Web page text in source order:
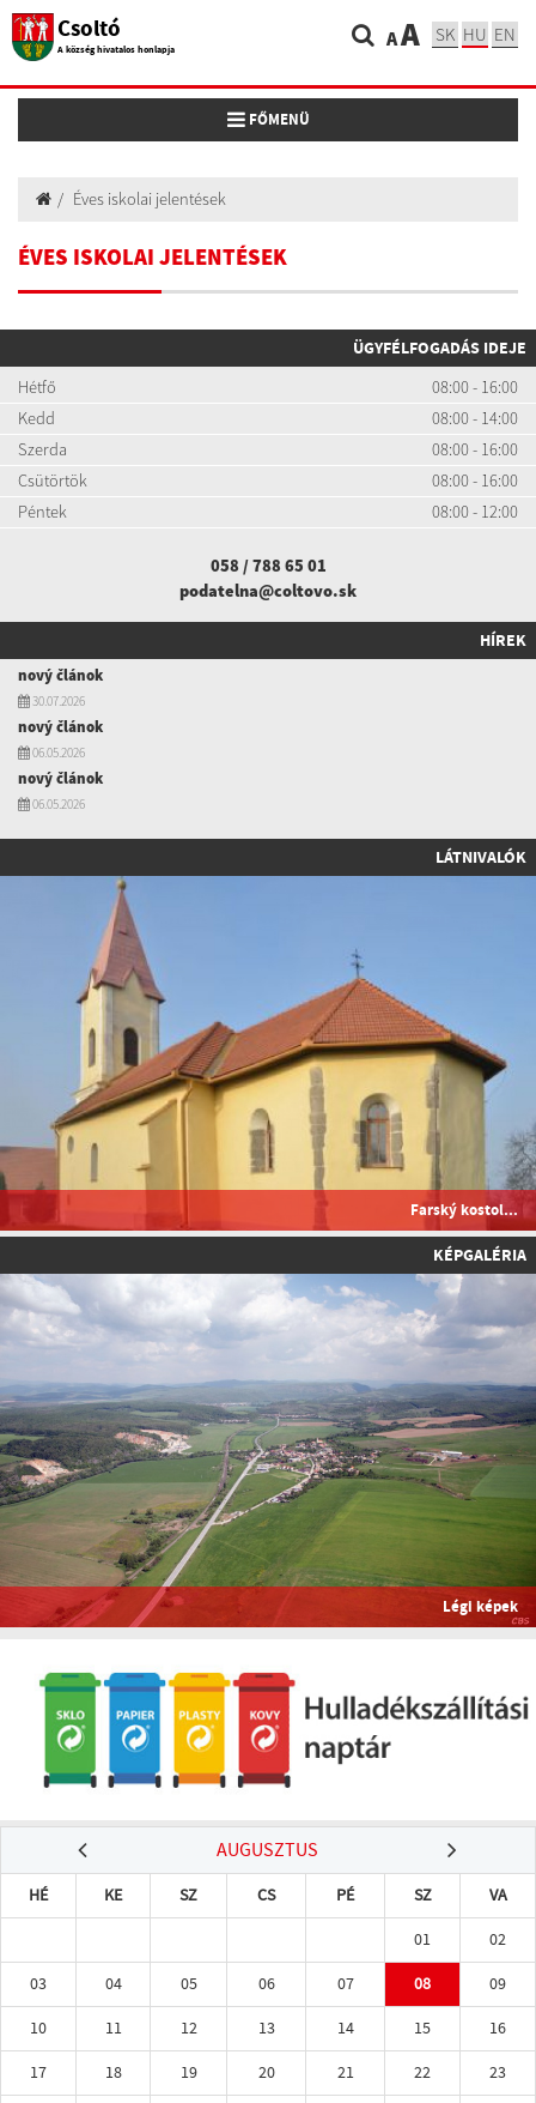
Csoltó
A község hivatalos honlapja AA SK HU EN
Toggle navigation
FŐMENÜ
Éves iskolai jelentések
ÉVES ISKOLAI JELENTÉSEK
ÜGYFÉLFOGADÁS IDEJE
Hétfő
08:00 - 16:00
Kedd
08:00 - 14:00
Szerda
08:00 - 16:00
Csütörtök
08:00 - 16:00
Péntek
08:00 - 12:00
058 / 788 65 01
podatelna@coltovo.sk
HÍREK
nový článok
30.07.2026
nový článok
06.05.2026
nový článok
06.05.2026
LÁTNIVALÓK
Farský kostol...
KÉPGALÉRIA
Légi képek
AUGUSZTUS
HÉ KE SZ CS PÉ SZ
VA
01
02
03
04 05 06 07 08
09
10
11 12 13 14 15
16
17
18 19 20 21 22
23